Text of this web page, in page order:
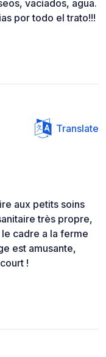
vaciados, agua.
por todo el trato!!!
Translate
aux petits soins
très propre,
cadre a la ferme
est amusante,
!